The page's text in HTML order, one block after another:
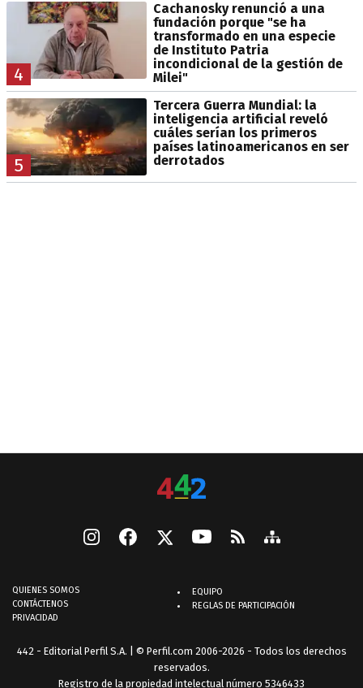
4
Cachanosky renunció a una
fundación porque "se ha
transformado en una especie
de Instituto Patria
incondicional de la gestión de
Milei"
5
Tercera Guerra Mundial: la
inteligencia artificial reveló
cuáles serían los primeros
países latinoamericanos en ser
derrotados
QUIENES SOMOS
CONTÁCTENOS
PRIVACIDAD
EQUIPO
REGLAS DE PARTICIPACIÓN
442 - Editorial Perfil S.A. | © Perfil.com 2006-2026 - Todos los derechos
reservados.
Registro de la propiedad intelectual número 5346433